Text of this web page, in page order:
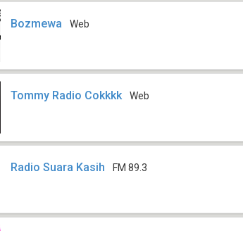
Bozmewa Web
Tommy Radio Cokkkk Web
Radio Suara Kasih FM 89.3